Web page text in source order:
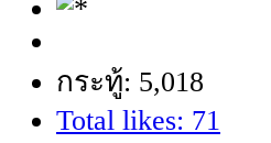
กระทู้: 5,018
Total likes: 71